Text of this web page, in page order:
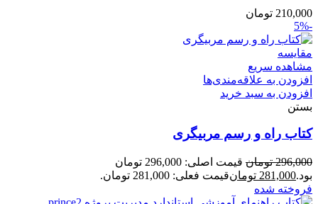
210,000 تومان
-5%
مقایسه
مشاهده سریع
افزودن به علاقه‌مندی‌ها
افزودن به سبد خرید
بستن
کتاب راه‌ و رسم مربیگری
296,000 تومان
قیمت اصلی: 296,000 تومان
بود.281,000 تومانقیمت فعلی: 281,000 تومان.
فروخته شده